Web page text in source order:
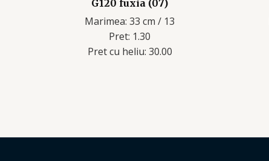
G120 fuxia (07)
Marimea: 33 cm / 13
Pret: 1.30
Pret cu heliu: 30.00